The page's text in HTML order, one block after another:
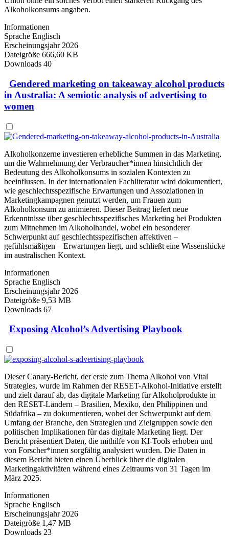
Alkoholkonsums angaben.
Informationen
Sprache Englisch
Erscheinungsjahr 2026
Dateigröße 666,60 KB
Downloads 40
Gendered marketing on takeaway alcohol products
in Australia: A semiotic analysis of advertising to
women
Alkoholkonzerne investieren erhebliche Summen in das Marketing,
um die Wahrnehmung der Verbraucher*innen hinsichtlich der
Bedeutung des Alkoholkonsums in sozialen Kontexten zu
beeinflussen. In der internationalen Fachliteratur wird dokumentiert,
wie geschlechtsspezifische Erwartungen und Assoziationen in
Marketingkampagnen genutzt werden, um Frauen zum
Alkoholkonsum zu animieren. Dieser Beitrag liefert neue
Erkenntnisse über geschlechtsspezifisches Marketing bei Produkten
zum Mitnehmen im Alkoholhandel, wobei ein besonderer
Schwerpunkt auf geschlechtsspezifischen affektiven –
gefühlsmäßigen – Erwartungen liegt, und schließt eine Wissenslücke
im australischen Kontext.
Informationen
Sprache Englisch
Erscheinungsjahr 2026
Dateigröße 9,53 MB
Downloads 67
Exposing Alcohol’s Advertising Playbook
Dieser Canary-Bericht, der erste zum Thema Alkohol von Vital
Strategies, wurde im Rahmen der RESET-Alkohol-Initiative erstellt
und zielt darauf ab, das digitale Marketing für Alkoholprodukte in
den RESET-Ländern – Brasilien, Mexiko, den Philippinen und
Südafrika – zu dokumentieren, wobei der Schwerpunkt auf dem
Umfang der Branche, den Strategien und Zielgruppen sowie den
politischen Implikationen für das digitale Marketing liegt. Der
Bericht präsentiert Daten, die mithilfe von KI-Tools erhoben und
von Forscher*innen sorgfältig analysiert wurden. Die Daten in
diesem Bericht bieten einen Überblick über die digitalen
Marketingaktivitäten während eines Zeitraums von 31 Tagen im
März 2025.
Informationen
Sprache Englisch
Erscheinungsjahr 2026
Dateigröße 1,47 MB
Downloads 23